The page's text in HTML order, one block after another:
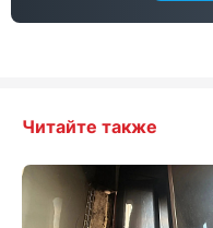
Читайте также